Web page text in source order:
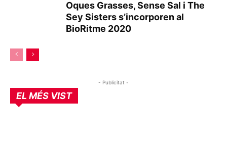
Oques Grasses, Sense Sal i The
Sey Sisters s’incorporen al
BioRitme 2020
- Publicitat -
EL MÉS VIST